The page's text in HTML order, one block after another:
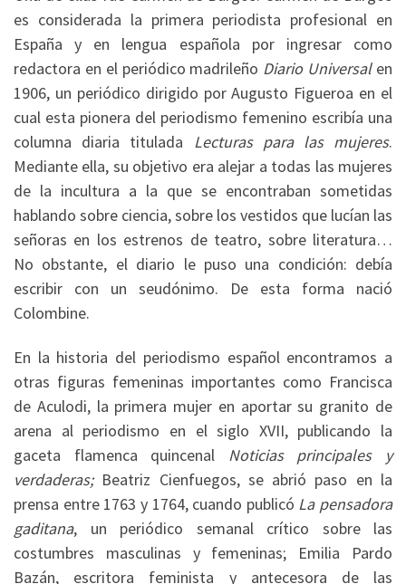
es considerada la primera periodista profesional en
España y en lengua española por ingresar como
redactora en el periódico madrileño Diario Universalen
1906, un periódico dirigido por Augusto Figueroa en el
cual esta pionera del periodismo femenino escribía una
columna diaria titulada Lecturas para las mujeres.
Mediante ella, su objetivo era alejar a todas las mujeres
de la incultura a la que se encontraban sometidas
hablando sobre ciencia, sobre los vestidos que lucían las
señoras en los estrenos de teatro, sobre literatura…
No obstante, el diario le puso una condición: debía
escribir con un seudónimo. De esta forma nació
Colombine.
En la historia del periodismo español encontramos a
otras figuras femeninas importantes como Francisca
de Aculodi, la primera mujer en aportar su granito de
arena al periodismo en el siglo XVII, publicando la
gaceta flamenca quincenal Noticias principales y
verdaderas;Beatriz Cienfuegos, se abrió paso en la
prensa entre 1763 y 1764, cuando publicó La pensadora
gaditana, un periódico semanal crítico sobre las
costumbres masculinas y femeninas; Emilia Pardo
Bazán, escritora feminista y antecesora de las